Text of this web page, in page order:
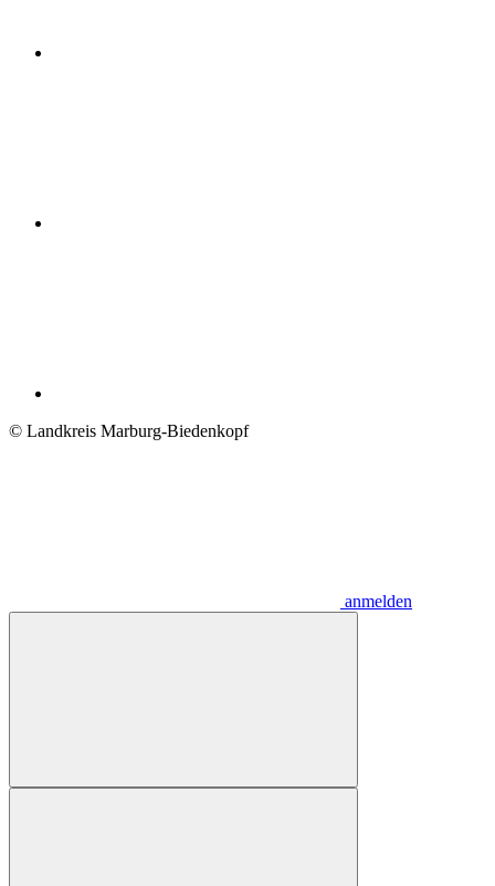
© Landkreis Marburg-Biedenkopf
anmelden